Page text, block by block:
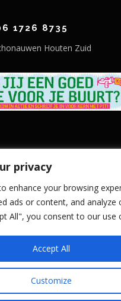
privacy
enhance your browsing
ads or content, and analyze
All", you consent to our use
Customize
Accept All
1726 8735
Houten Zuid
BLIJF OP DE HOOGTE